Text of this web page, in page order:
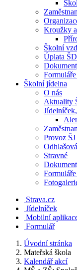
Kroužky
Školní
Úplata ŠD
Školní jídelna
O nás
Aktuality
Provoz ŠJ
Stravné
Formuláře
Strava.cz
Jídelníček
Mobilní
Formulář
Úvodní stránka
Mateřská škola
Kalendář akcí